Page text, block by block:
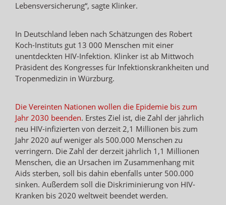
Lebensversicherung“, sagte Klinker.
In Deutschland leben nach Schätzungen des Robert
Koch-Instituts gut 13 000 Menschen mit einer
unentdeckten HIV-Infektion. Klinker ist ab Mittwoch
Präsident des Kongresses für Infektionskrankheiten und
Tropenmedizin in Würzburg.
Die Vereinten Nationen wollen die Epidemie bis zum
Jahr 2030 beenden. Erstes Ziel ist, die Zahl der jährlich
neu HIV-infizierten von derzeit 2,1 Millionen bis zum
Jahr 2020 auf weniger als 500.000 Menschen zu
verringern. Die Zahl der derzeit jährlich 1,1 Millionen
Menschen, die an Ursachen im Zusammenhang mit
Aids sterben, soll bis dahin ebenfalls unter 500.000
sinken. Außerdem soll die Diskriminierung von HIV-
Kranken bis 2020 weltweit beendet werden.